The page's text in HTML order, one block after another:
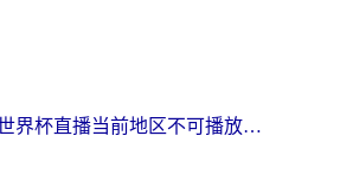
在国外看世界杯直播当前地区不可播放？海外党必看的回国加速全攻略